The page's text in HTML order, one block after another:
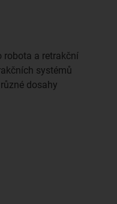
robota a retrakční
systémů
dosahy